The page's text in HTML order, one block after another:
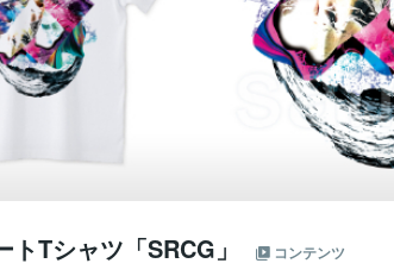
Tシャツ「SRCG」 コンテンツ